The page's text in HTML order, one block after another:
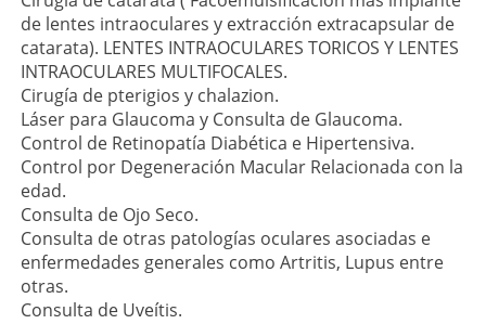
de lentes intraoculares y extracción extracapsular de
catarata). LENTES INTRAOCULARES TORICOS Y LENTES
INTRAOCULARES MULTIFOCALES.
Cirugía de pterigios y chalazion.
Láser para Glaucoma y Consulta de Glaucoma.
Control de Retinopatía Diabética e Hipertensiva.
Control por Degeneración Macular Relacionada con la
edad.
Consulta de Ojo Seco.
Consulta de otras patologías oculares asociadas e
enfermedades generales como Artritis, Lupus entre
otras.
Consulta de Uveítis.